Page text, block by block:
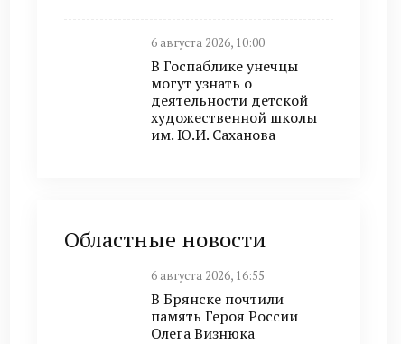
6 августа 2026, 10:00
В Госпаблике унечцы
могут узнать о
деятельности детской
художественной школы
им. Ю.И. Саханова
Областные новости
6 августа 2026, 16:55
В Брянске почтили
память Героя России
Олега Визнюка